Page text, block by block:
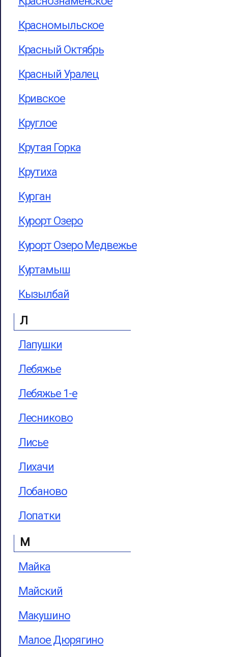
Красномыльское
Красный Октябрь
Красный Уралец
Кривское
Круглое
Крутая Горка
Крутиха
Курган
Курорт Озеро
Курорт Озеро Медвежье
Куртамыш
Кызылбай
Л
Лапушки
Лебяжье
Лебяжье 1-е
Лесниково
Лисье
Лихачи
Лобаново
Лопатки
М
Майка
Майский
Макушино
Малое Дюрягино